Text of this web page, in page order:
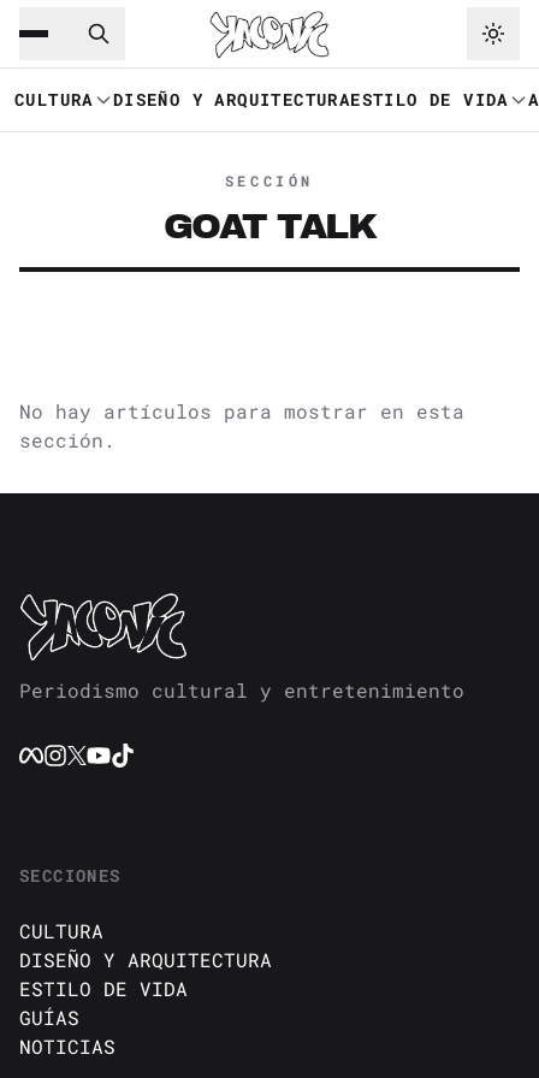
Saltar al contenido principal
CULTURA DISEÑO Y ARQUITECTURAESTILO DE VIDA
SECCIÓN
GOAT TALK
No hay artículos para mostrar en esta
sección.
Periodismo cultural y entretenimiento
SECCIONES
CULTURA
DISEÑO Y ARQUITECTURA
ESTILO DE VIDA
GUÍAS
NOTICIAS